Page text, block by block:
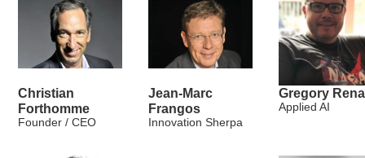
Christian
Forthomme
Founder / CEO
Jean-Marc
Frangos
Innovation Sherpa
Gregory
Applied AI